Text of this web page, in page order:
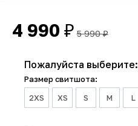
4 990 ₽ 5 990₽
Пожалуйста выберите:
Размер свитшота:
2XS
XS S M L